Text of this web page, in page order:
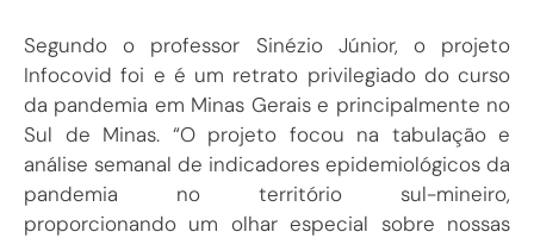
Segundo o professor Sinézio Júnior, o projeto
Infocovid foi e é um retrato privilegiado do curso
da pandemia em Minas Gerais e principalmente no
Sul de Minas. “O projeto focou na tabulação e
análise semanal de indicadores epidemiológicos da
pandemia no território sul-mineiro,
proporcionando um olhar especial sobre nossas